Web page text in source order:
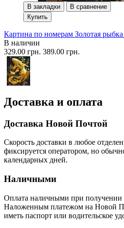
В закладки
В сравнение
Купить
Картина по номерам Золотая
В наличии
329.00 грн. 389.00 грн.
Доставка и оплата
Доставка Новой Почтой
Скорость доставки в любое
фиксируется оператором, но
календарных дней.
Наличными
Оплата наличными при получении
Наложенным платежом на Новой
иметь паспорт или водительское